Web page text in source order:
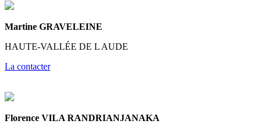
Martine GRAVELEINE
HAUTE-VALLÉE DE L AUDE
La contacter
Florence VILA RANDRIANJANAKA